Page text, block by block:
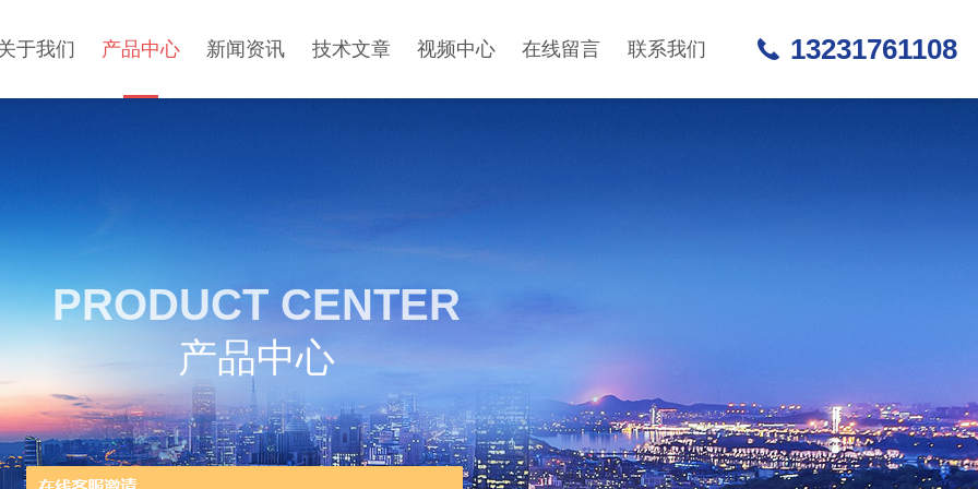
于我们 产品中心 新闻资讯 技术文章 视频中心 在线留言 联系我们 13231761108
PRODUCT CENTER
产品中心